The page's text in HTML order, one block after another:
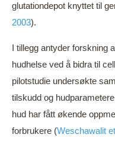
glutationdepot knyttet til
2003).
I tillegg antyder forskning
hudhelse ved å bidra til
pilotstudie undersøkte
tilskudd og
hud har fått økende
forbrukere (Weschawalit